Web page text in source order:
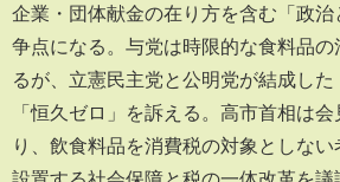
企業・団体献金の在り方を含む「政
争点になる。与党は時限的な食料品
るが、立憲民主党と公明党が結成し
「恒久ゼロ」を訴える。高市首相は
り、飲食料品を消費税の対象としな